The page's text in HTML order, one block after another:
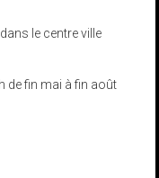
le centre ville
de fin mai à fin août